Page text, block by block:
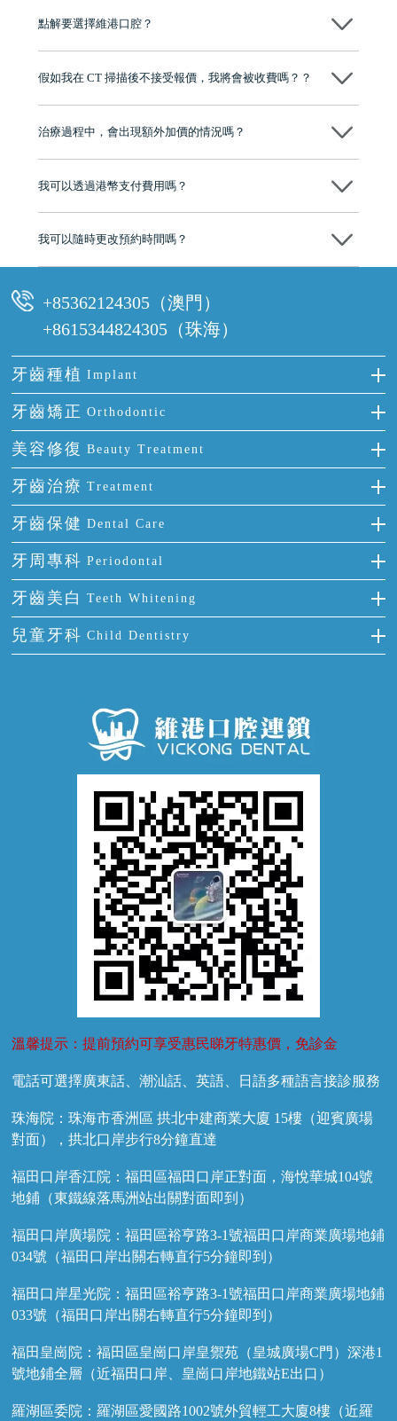
點解要選擇維港口腔？
牌」、「2025香港企業領袖品牌」，是諾貝爾種植系統全球放心植牙中
至今已服務超過三十個國家和地區的顧客，受到粵港澳大灣區及周邊城
有咨詢及服務保障中心，有任何問題都可以隨時預約免費咨詢，讓人十
假如我在 CT 掃描後不接受報價，我將會被收費嗎？？
治療過程中，會出現額外加價的情況嗎？
我可以透過港幣支付費用嗎？
可以。維港口腔會按照當日匯率轉算收取費用，而匯率會及時告知客人
我可以隨時更改預約時間嗎？
+85362124305（澳門）
+8615344824305（珠海）
牙齒種植 Implant
種牙
單顆牙缺失
門牙缺失
多顆牙缺失
半口缺失
全口缺失
牙齒矯正 Orthodontic
隱形箍牙
前牙反頜
牙齒擁擠
牙齒前突
牙齒稀疏
美容修復 Beauty Treatment
全瓷牙
烤瓷牙
氟斑牙
四環素牙
活動假牙
牙貼面
牙齒治療 Treatment
補牙
智齒
根管治療
拔牙
牙痛
牙齒保健 Dental Care
正確刷牙
全國愛牙日
預防牙病
牙科通識
牙周專科 Periodontal
牙周炎
牙齦出血
牙齦炎
牙齦萎縮
牙齒美白 Teeth Whitening
冷光美白
兒童牙科 Child Dentistry
溫馨提示：提前預約可享受惠民睇牙特惠價，免診金
電話可選擇廣東話、潮汕話、英語、日語多種語言接診服務
珠海院：珠海市香洲區 拱北中建商業大廈 15樓（迎賓廣場
對面），拱北口岸步行8分鐘直達
福田口岸香江院：福田區福田口岸正對面，海悅華城104號
地鋪（東鐵線落馬洲站出關對面即到）
福田口岸廣場院：福田區裕亨路3-1號福田口岸商業廣場地鋪
034號（福田口岸出關右轉直行5分鐘即到）
福田口岸星光院：福田區裕亨路3-1號福田口岸商業廣場地鋪
033號（福田口岸出關右轉直行5分鐘即到）
福田皇崗院：福田區皇崗口岸皇禦苑（皇城廣場C門）深港1
號地鋪全層（近福田口岸、皇崗口岸地鐵站E出口）
羅湖區委院：羅湖區愛國路1002號外貿輕工大廈8樓（近羅